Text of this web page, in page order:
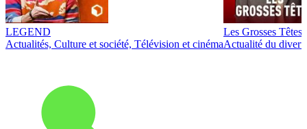
LEGEND
Actualités, Culture et société, Télévision et cinéma
Les Grosses Têtes
Actualité du